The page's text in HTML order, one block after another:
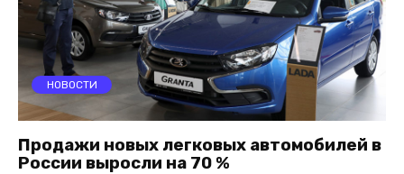
НОВОСТИ
Продажи новых легковых автомобилей в
России выросли на 70 %